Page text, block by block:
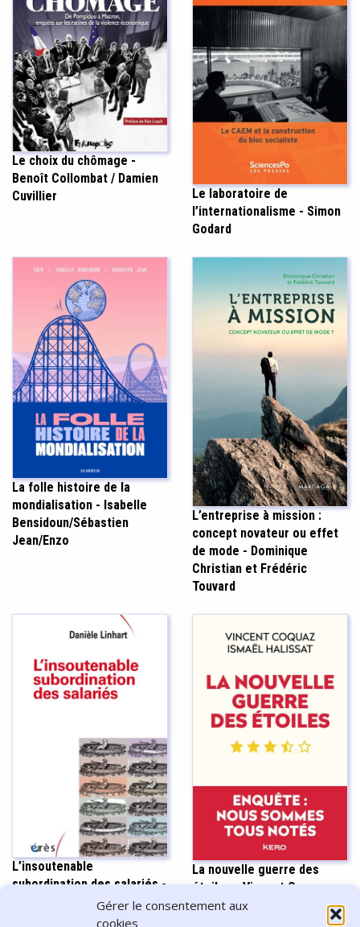
Gérer le consentement aux
cookies
Le choix du chômage -
Benoît Collombat / Damien
Cuvillier
Le laboratoire de
l’internationalisme - Simon
Godard
La folle histoire de la
mondialisation - Isabelle
Bensidoun/Sébastien
Jean/Enzo
L’entreprise à mission :
concept novateur ou effet
de mode - Dominique
Christian et Frédéric
Touvard
L’insoutenable
subordination des salariés -
La nouvelle guerre des
étoiles - Vincent Coquaz,
Ismaël Halissat